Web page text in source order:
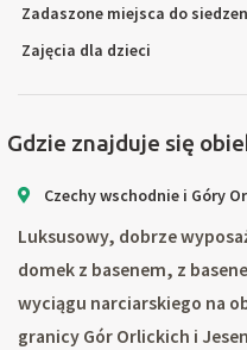
Zadaszone miejsca do
Zajęcia dla dzieci
Gdzie znajduje się
Czechy wschodnie i Góry
Luksusowy, dobrze
domek z basenem, z
wyciągu narciarskiego na
granicy Gór Orlickich i